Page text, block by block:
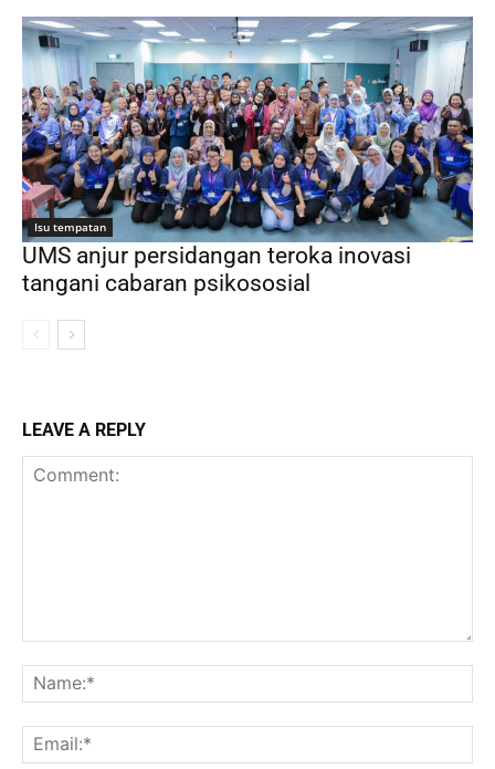
Isu tempatan
UMS anjur persidangan teroka inovasi
tangani cabaran psikososial
LEAVE A REPLY